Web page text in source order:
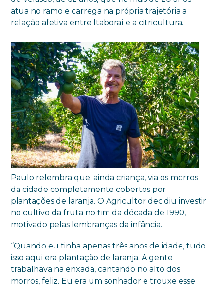
atua no ramo e carrega na própria trajetória a
relação afetiva entre Itaboraí e a citricultura.
Paulo relembra que, ainda criança, via os morros
da cidade completamente cobertos por
plantações de laranja. O Agricultor decidiu investir
no cultivo da fruta no fim da década de 1990,
motivado pelas lembranças da infância.
“Quando eu tinha apenas três anos de idade, tudo
isso aqui era plantação de laranja. A gente
trabalhava na enxada, cantando no alto dos
morros, feliz. Eu era um sonhador e trouxe esse